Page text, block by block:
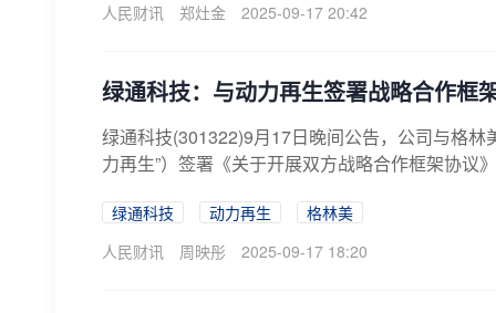
人民财讯
郑灶金 2025-09-17 20:42
绿通科技：与动力再生签署战略合作框
绿通科技(301322)9月17日晚间公告，公司与格
力再生”）签署《关于开展双方战略合作框架协议
绿通科技 动力再生
格林美
人民财讯
周映彤 2025-09-17 18:20